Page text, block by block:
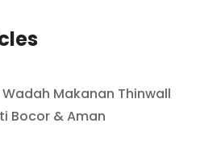
Makanan Thinwall
Bocor & Aman